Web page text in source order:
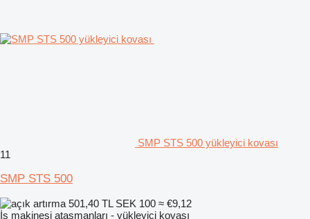
SMP STS 500 yükleyici kovası
11
SMP STS 500
501,40 TL SEK 100 ≈ €9,12
İş makinesi ataşmanları - yükleyici kovası